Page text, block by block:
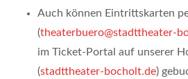
Auch können Eintrittskarten
(theaterbuero@stadttheater-
im Ticket-Portal auf unserer
(stadttheater-bocholt.de)